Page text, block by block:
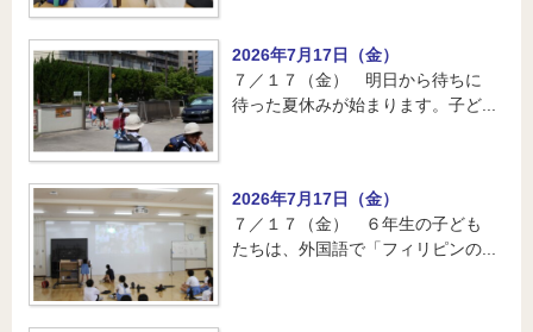
2026年7月17日（金）
７／１７（金） 明日から待ちに
待った夏休みが始まります。子ど...
2026年7月17日（金）
７／１７（金） ６年生の子ども
たちは、外国語で「フィリピンの...